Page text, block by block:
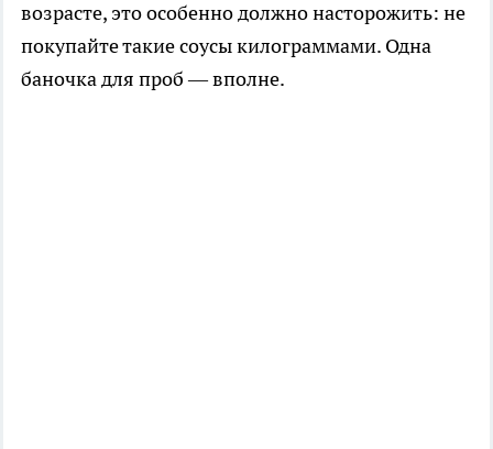
возрасте, это особенно должно насторожить: не
покупайте такие соусы килограммами. Одна
баночка для проб — вполне.